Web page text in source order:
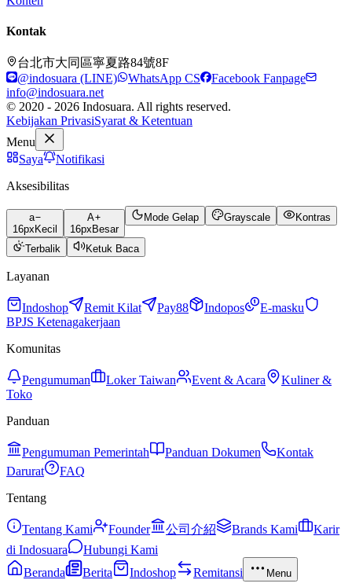
Kontak
台北市大同區寧夏路84號8F
@indosuara (LINE)
WhatsApp CS
Facebook Fanpage
info@indosuara.net
© 2020 - 2026 Indosuara. All rights reserved.
Kebijakan PrivasiSyarat & Ketentuan
Menu
Saya
Notifikasi
Aksesibilitas
a
16px Kecil
A
16px Besar
Mode Gelap Grayscale Kontras
Terbalik Ketuk Baca
Layanan
Indoshop Remit Kilat Pay88 Indopos
E-masku
BPJS Ketenagakerjaan
Komunitas
Pengumuman Loker Taiwan Event & Acara
Kuliner &
Toko
Panduan
Pengumuman Pemerintah Panduan Dokumen
Kontak
Darurat
FAQ
Tentang
Tentang Kami Founder 公司介紹 Brands Kami
Karir
di Indosuara
Hubungi Kami
Beranda
Berita Indoshop Remitansi Menu